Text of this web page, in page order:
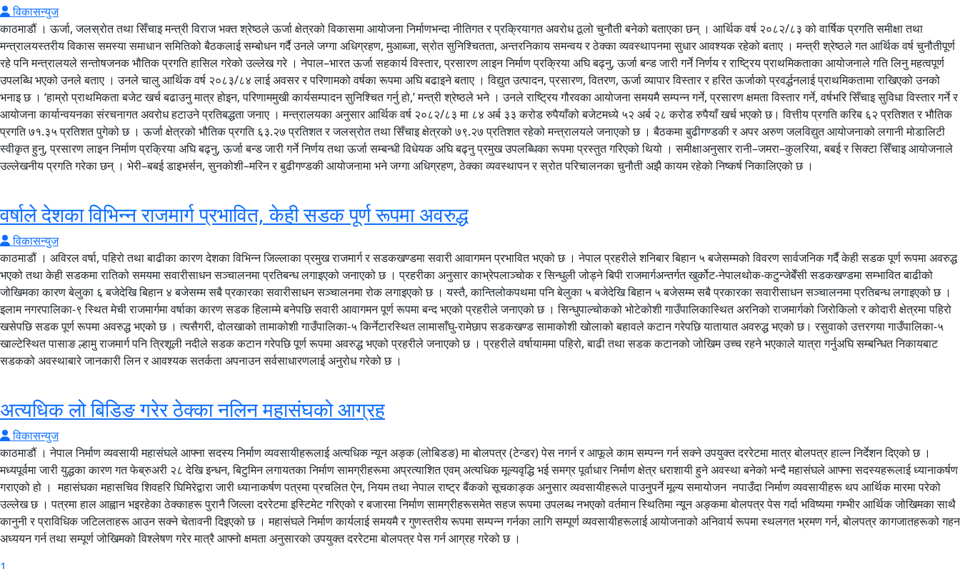
विकासन्युज
काठमाडौं । ऊर्जा, जलस्रोत तथा सिँचाइ मन्त्री विराज भक्त श्रेष्ठले ऊर्जा क्षेत्रको विकासमा आयोजना निर्माणभन्दा नीतिगत र प्रक्रियागत अवरोध ठूलो चुनौती बनेको बताएका छन् । आर्थिक वर्ष २०८२/८३ को वार्षिक प्रगति समीक्षा तथा
मन्त्रालयस्तरीय विकास समस्या समाधान समितिको बैठकलाई सम्बोधन गर्दै उनले जग्गा अधिग्रहण, मुआब्जा, स्रोत सुनिश्चितता, अन्तरनिकाय समन्वय र ठेक्का व्यवस्थापनमा सुधार आवश्यक रहेको बताए । मन्त्री श्रेष्ठले गत आर्थिक वर्ष चुनौतीपूर्ण
रहे पनि मन्त्रालयले सन्तोषजनक भौतिक प्रगति हासिल गरेको उल्लेख गरे । नेपाल–भारत ऊर्जा सहकार्य विस्तार, प्रसारण लाइन निर्माण प्रक्रिया अघि बढ्नु, ऊर्जा बन्ड जारी गर्ने निर्णय र राष्ट्रिय प्राथमिकताका आयोजनाले गति लिनु महत्वपूर्ण
उपलब्धि भएको उनले बताए । उनले चालु आर्थिक वर्ष २०८३/८४ लाई अवसर र परिणामको वर्षका रूपमा अघि बढाइने बताए । विद्युत उत्पादन, प्रसारण, वितरण, ऊर्जा व्यापार विस्तार र हरित ऊर्जाको प्रवर्द्धनलाई प्राथमिकतामा राखिएको उनको
भनाइ छ । ‘हाम्रो प्राथमिकता बजेट खर्च बढाउनु मात्र होइन, परिणाममुखी कार्यसम्पादन सुनिश्चित गर्नु हो,’ मन्त्री श्रेष्ठले भने । उनले राष्ट्रिय गौरवका आयोजना समयमै सम्पन्न गर्ने, प्रसारण क्षमता विस्तार गर्ने, वर्षभरि सिँचाइ सुविधा विस्तार गर्ने र
आयोजना कार्यान्वयनका संरचनागत अवरोध हटाउने प्रतिबद्धता जनाए । मन्त्रालयका अनुसार आर्थिक वर्ष २०८२/८३ मा ८४ अर्ब ३३ करोड रुपैयाँको बजेटमध्ये ५२ अर्ब २८ करोड रुपैयाँ खर्च भएको छ। वित्तीय प्रगति करिब ६२ प्रतिशत र भौतिक
प्रगति ७१.३५ प्रतिशत पुगेको छ । ऊर्जा क्षेत्रको भौतिक प्रगति ६३.२७ प्रतिशत र जलस्रोत तथा सिँचाइ क्षेत्रको ७९.२७ प्रतिशत रहेको मन्त्रालयले जनाएको छ । बैठकमा बुढीगण्डकी र अपर अरुण जलविद्युत आयोजनाको लगानी मोडालिटी
स्वीकृत हुनु, प्रसारण लाइन निर्माण प्रक्रिया अघि बढ्नु, ऊर्जा बन्ड जारी गर्ने निर्णय तथा ऊर्जा सम्बन्धी विधेयक अघि बढ्नु प्रमुख उपलब्धिका रूपमा प्रस्तुत गरिएको थियो । समीक्षाअनुसार रानी–जमरा–कुलरिया, बबई र सिक्टा सिँचाइ आयोजनाले
उल्लेखनीय प्रगति गरेका छन् । भेरी–बबई डाइभर्सन, सुनकोशी–मरिन र बुढीगण्डकी आयोजनामा भने जग्गा अधिग्रहण, ठेक्का व्यवस्थापन र स्रोत परिचालनका चुनौती अझै कायम रहेको निष्कर्ष निकालिएको छ ।
वर्षाले देशका विभिन्न राजमार्ग प्रभावित, केही सडक पूर्ण रूपमा अवरुद्ध
विकासन्युज
काठमाडौं । अविरल वर्षा, पहिरो तथा बाढीका कारण देशका विभिन्न जिल्लाका प्रमुख राजमार्ग र सडकखण्डमा सवारी आवागमन प्रभावित भएको छ । नेपाल प्रहरीले शनिबार बिहान ५ बजेसम्मको विवरण सार्वजनिक गर्दै केही सडक पूर्ण रूपमा अवरुद्ध
भएको तथा केही सडकमा रातिको समयमा सवारीसाधन सञ्चालनमा प्रतिबन्ध लगाइएको जनाएको छ । प्रहरीका अनुसार काभ्रेपलाञ्चोक र सिन्धुली जोड्ने बिपी राजमार्गअन्तर्गत खुर्कोट-नेपालथोक-कटुन्जेबेँसी सडकखण्डमा सम्भावित बाढीको
जोखिमका कारण बेलुका ६ बजेदेखि बिहान ४ बजेसम्म सबै प्रकारका सवारीसाधन सञ्चालनमा रोक लगाइएको छ । यस्तै, कान्तिलोकपथमा पनि बेलुका ५ बजेदेखि बिहान ५ बजेसम्म सबै प्रकारका सवारीसाधन सञ्चालनमा प्रतिबन्ध लगाइएको छ ।
इलाम नगरपालिका-९ स्थित मेची राजमार्गमा वर्षाका कारण सडक हिलाम्मे बनेपछि सवारी आवागमन पूर्ण रूपमा बन्द भएको प्रहरीले जनाएको छ । सिन्धुपाल्चोकको भोटेकोशी गाउँपालिकास्थित अरनिको राजमार्गको जिरोकिलो र कोदारी क्षेत्रमा पहिरो
खसेपछि सडक पूर्ण रूपमा अवरुद्ध भएको छ । त्यसैगरी, दोलखाको तामाकोशी गाउँपालिका-५ किर्नेटारस्थित लामासाँघु-रामेछाप सडकखण्ड सामाकोशी खोलाको बहावले कटान गरेपछि यातायात अवरुद्ध भएको छ। रसुवाको उत्तरगया गाउँपालिका-५
खाल्टेस्थित पासाङ ल्हामु राजमार्ग पनि त्रिशूली नदीले सडक कटान गरेपछि पूर्ण रूपमा अवरुद्ध भएको प्रहरीले जनाएको छ । प्रहरीले वर्षायाममा पहिरो, बाढी तथा सडक कटानको जोखिम उच्च रहने भएकाले यात्रा गर्नुअघि सम्बन्धित निकायबाट
सडकको अवस्थाबारे जानकारी लिन र आवश्यक सतर्कता अपनाउन सर्वसाधारणलाई अनुरोध गरेको छ ।
अत्यधिक लो बिडिङ गरेर ठेक्का नलिन महासंघको आग्रह
विकासन्युज
काठमाडौं । नेपाल निर्माण व्यवसायी महासंघले आफ्ना सदस्य निर्माण व्यवसायीहरूलाई अत्यधिक न्यून अङ्क (लोबिडङ) मा बोलपत्र (टेन्डर) पेस नगर्न र आफूले काम सम्पन्न गर्न सक्ने उपयुक्त दररेटमा मात्र बोलपत्र हाल्न निर्देशन दिएको छ ।
मध्यपूर्वमा जारी युद्धका कारण गत फेब्रुअरी २८ देखि इन्धन, बिटुमिन लगायतका निर्माण सामग्रीहरूमा अप्रत्याशित एवम् अत्यधिक मूल्यवृद्धि भई समग्र पूर्वाधार निर्माण क्षेत्र धराशायी हुने अवस्था बनेको भन्दै महासंघले आफ्ना सदस्यहरूलाई ध्यानाकर्षण
गराएको हो । महासंघका महासचिव शिवहरि घिमिरेद्वारा जारी ध्यानाकर्षण पत्रमा प्रचलित ऐन, नियम तथा नेपाल राष्ट्र बैंकको सूचकाङ्क अनुसार व्यवसायीहरूले पाउनुपर्ने मूल्य समायोजन नपाउँदा निर्माण व्यवसायीहरू थप आर्थिक मारमा परेको
उल्लेख छ । पत्रमा हाल आह्वान भइरहेका ठेक्काहरू पुरानै जिल्ला दररेटमा इस्टिमेट गरिएको र बजारमा निर्माण सामग्रीहरूसमेत सहज रूपमा उपलब्ध नभएको वर्तमान स्थितिमा न्यून अङ्कमा बोलपत्र पेस गर्दा भविष्यमा गम्भीर आर्थिक जोखिमका साथै
कानुनी र प्राविधिक जटिलताहरू आउन सक्ने चेतावनी दिइएको छ । महासंघले निर्माण कार्यलाई समयमै र गुणस्तरीय रूपमा सम्पन्न गर्नका लागि सम्पूर्ण व्यवसायीहरूलाई आयोजनाको अनिवार्य रूपमा स्थलगत भ्रमण गर्न, बोलपत्र कागजातहरूको गहन
अध्ययन गर्न तथा सम्पूर्ण जोखिमको विश्लेषण गरेर मात्रै आफ्नो क्षमता अनुसारको उपयुक्त दररेटमा बोलपत्र पेस गर्न आग्रह गरेको छ ।